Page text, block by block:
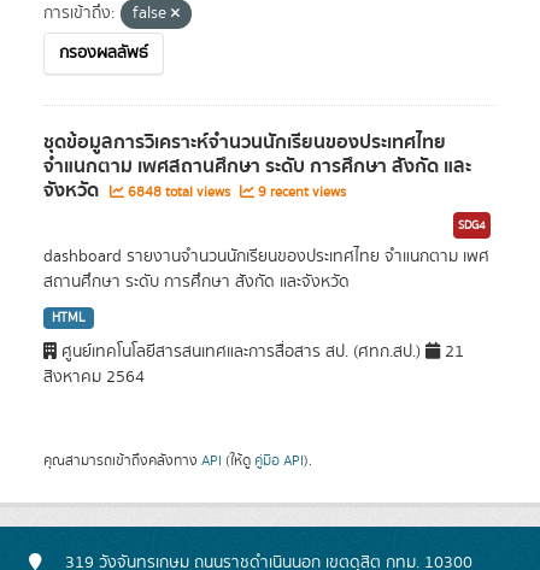
การเข้าถึง:
false
กรองผลลัพธ์
ชุดข้อมูลการวิเคราะห์จำนวนนักเรียนของประเทศไทย
จำแนกตาม เพศสถานศึกษา ระดับ การศึกษา สังกัด และ
จังหวัด 6848 total views 9 recent views
SDG4
dashboard รายงานจำนวนนักเรียนของประเทศไทย จำแนกตาม เพศ
สถานศึกษา ระดับ การศึกษา สังกัด และจังหวัด
HTML
ศูนย์เทคโนโลยีสารสนเทศและการสื่อสาร สป. (ศทก.สป.)
21
สิงหาคม 2564
คุณสามารถเข้าถึงคลังทาง API (ให้ดู คู่มือ API).
319 วังจันทรเกษม ถนนราชดำเนินนอก เขตดุสิต กทม. 10300